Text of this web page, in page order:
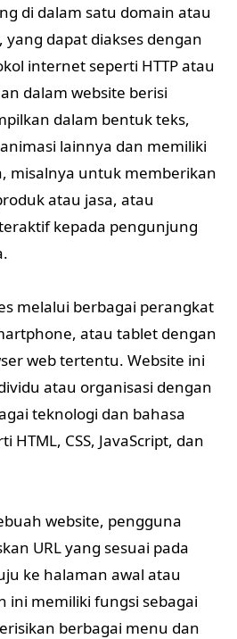
di dalam satu domain atau
dapat diakses dengan
internet seperti HTTP atau
dalam website berisi
dalam bentuk teks,
lainnya dan memiliki
misalnya untuk memberikan
atau jasa, atau
kepada pengunjung
melalui berbagai perangkat
atau tablet dengan
web tertentu. Website ini
atau organisasi dengan
teknologi dan bahasa
CSS, JavaScript, dan
website, pengguna
URL yang sesuai pada
ke halaman awal atau
ini memiliki fungsi sebagai
berbagai menu dan